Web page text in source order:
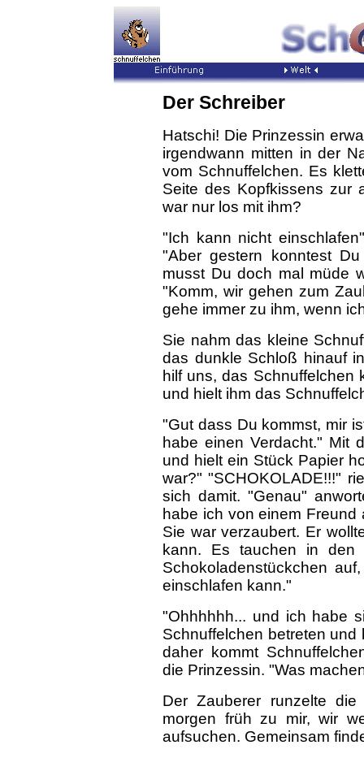
Der Schreiber
Hatschi! Die Prinzessin
irgendwann mitten in der
vom Schnuffelchen. Es
Seite des Kopfkissens zur
war nur los mit ihm?
"Ich kann nicht
"Aber gestern konntest
musst Du doch mal müde
"Komm, wir gehen zum
gehe immer zu ihm, wenn
Sie nahm das kleine
das dunkle Schloß hinauf
hilf uns, das Schnuffelchen
und hielt ihm das
"Gut dass Du kommst, mir
habe einen Verdacht." Mit
und hielt ein Stück Papier
war?" "SCHOKOLADE!!!"
sich damit. "Genau"
habe ich von einem
Sie war verzaubert. Er
kann. Es tauchen in den
Schokoladenstückchen
einschlafen kann."
"Ohhhhhh... und ich habe
Schnuffelchen betreten
daher kommt
die Prinzessin. "Was
Der Zauberer runzelte
morgen früh zu mir, wir
aufsuchen. Gemeinsam